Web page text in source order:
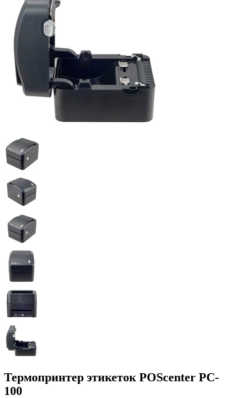
Термопринтер этикеток POScenter PC-
100